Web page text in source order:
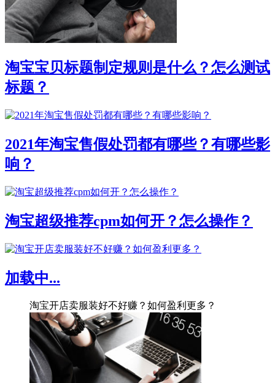
淘宝宝贝标题制定规则是什么？怎么测试
标题？
2021年淘宝售假处罚都有哪些？有哪些影
响？
淘宝超级推荐cpm如何开？怎么操作？
加载中...
淘宝开店卖服装好不好赚？如何盈利更多？